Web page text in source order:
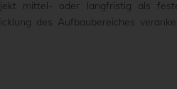
mittel- oder langfristig als
des Aufbaubereiches